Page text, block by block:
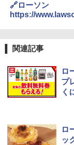
5
4
🔗ローソン
https://
関連記事
ロ
プ
く
ロ
ッ